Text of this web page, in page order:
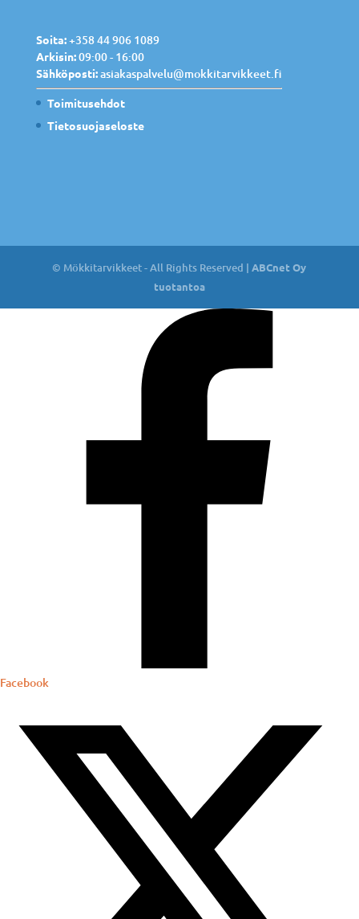
Soita:+358 44 906 1089
Arkisin:09:00 - 16:00
Sähköposti:asiakaspalvelu@mokkitarvikkeet.fi
Toimitusehdot
Tietosuojaseloste
© Mökkitarvikkeet - All Rights Reserved |ABCnet Oy
tuotantoa
Facebook